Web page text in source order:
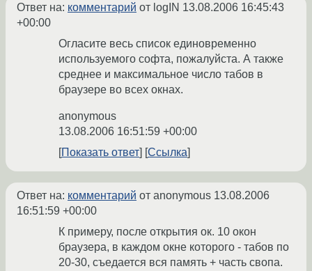
Ответ на: комментарий от logIN 13.08.2006 16:45:43
+00:00
Огласите весь список единовременно
используемого софта, пожалуйста. А также
среднее и максимальное число табов в
браузере во всех окнах.
anonymous
13.08.2006 16:51:59 +00:00
Показать ответ
Ссылка
Ответ на: комментарий от anonymous 13.08.2006
16:51:59 +00:00
К примеру, после открытия ок. 10 окон
браузера, в каждом окне которого - табов по
20-30, съедается вся память + часть свопа.